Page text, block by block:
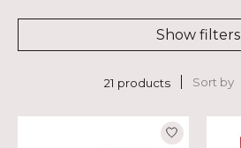
Show filters
21 products Sort by